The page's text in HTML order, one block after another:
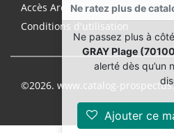
Ne ratez plus de
Ne passez plus à
GRAY Plage
alerté dès qu’un
Ajouter ce
Accès Archives Premium
Conditions d'utilisation
©2026. www.catalog-